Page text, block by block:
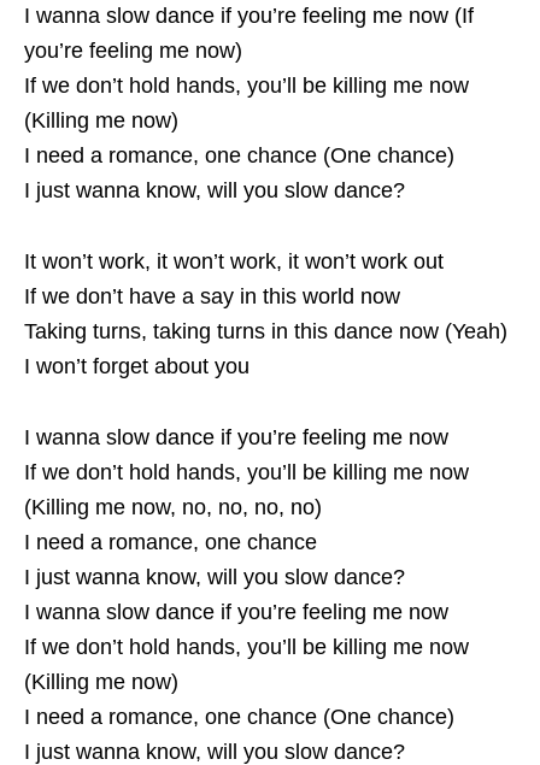
I wanna slow dance if you’re feeling me now (If
you’re feeling me now)
If we don’t hold hands, you’ll be killing me now
(Killing me now)
I need a romance, one chance (One chance)
I just wanna know, will you slow dance?
It won’t work, it won’t work, it won’t work out
If we don’t have a say in this world now
Taking turns, taking turns in this dance now (Yeah)
I won’t forget about you
I wanna slow dance if you’re feeling me now
If we don’t hold hands, you’ll be killing me now
(Killing me now, no, no, no, no)
I need a romance, one chance
I just wanna know, will you slow dance?
I wanna slow dance if you’re feeling me now
If we don’t hold hands, you’ll be killing me now
(Killing me now)
I need a romance, one chance (One chance)
I just wanna know, will you slow dance?